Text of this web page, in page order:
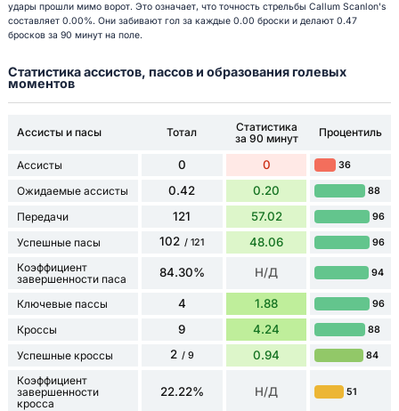
удары прошли мимо ворот. Это означает, что точность стрельбы Callum Scanlon's
составляет 0.00%. Они забивают гол за каждые 0.00 броски и делают 0.47
бросков за 90 минут на поле.
Статистика ассистов, пассов и образования голевых
моментов
Ассисты и пасы Тотал
Статистика
за 90 минут
Процентиль
Ассисты 0 0 36
Ожидаемые ассисты 0.42 0.20 88
Передачи 121 57.02 96
Успешные пасы 102 / 121 48.06 96
Коэффициент
завершенности паса
84.30% Н/Д 94
Ключевые пассы 4 1.88 96
Кроссы 9 4.24 88
Успешные кроссы 2 / 9 0.94 84
Коэффициент
завершенности
кросса
22.22% Н/Д 51